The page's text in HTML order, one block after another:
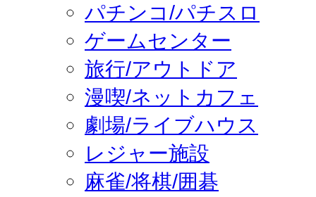
パチンコ/パチスロ
ゲームセンター
旅行/アウトドア
漫喫/ネットカフェ
劇場/ライブハウス
レジャー施設
麻雀/将棋/囲碁